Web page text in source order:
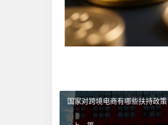
国家对跨境电商有哪些扶持政策